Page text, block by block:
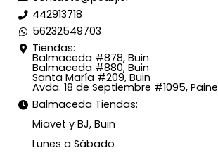
442913718
56232549703
Tiendas:
Balmaceda #878, Buin
Balmaceda #880, Buin
Santa María #209, Buin
Avda. 18 de Septiembre #1095, Paine
Balmaceda Tiendas:
Miavet y BJ, Buin
Lunes a Sábado